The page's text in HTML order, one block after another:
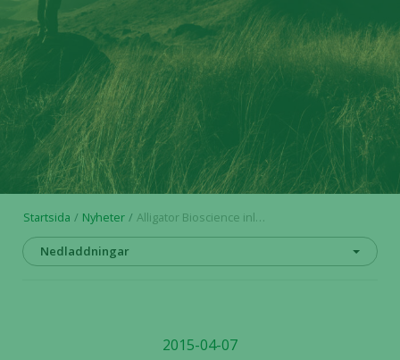
Startsida Nyheter Alligator Bioscience inleder klinisk multicenterprövning i fas 1
Nedladdningar
2015-04-07